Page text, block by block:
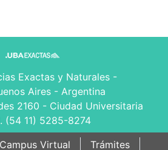
Exactas y Naturales -
Aires - Argentina
2160 - Ciudad Universitaria
(54 11) 5285-8274
Campus Virtual Trámites